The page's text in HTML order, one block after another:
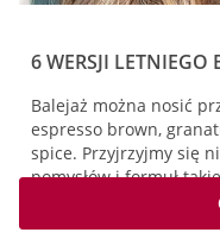
6 WERSJI LETNIEGO
Balejaż można nosić
espresso brown,
spice. Przyjrzyjmy się
pomysłów i formuł